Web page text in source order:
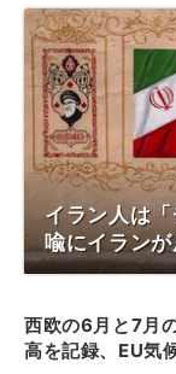
イラン人は
喩にイラン
西欧の6月と7月
高を記録、EU気